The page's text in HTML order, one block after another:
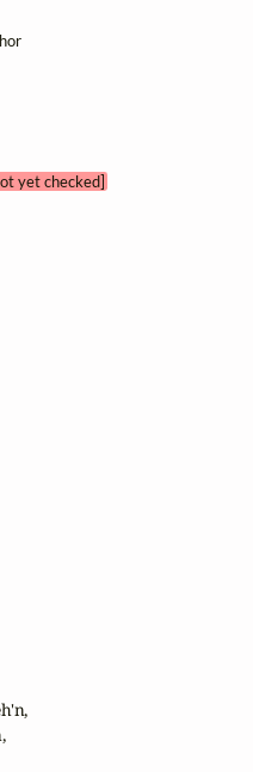
yet checked]